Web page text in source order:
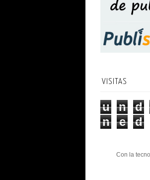
VISITAS
u n d
n
e d
Con la